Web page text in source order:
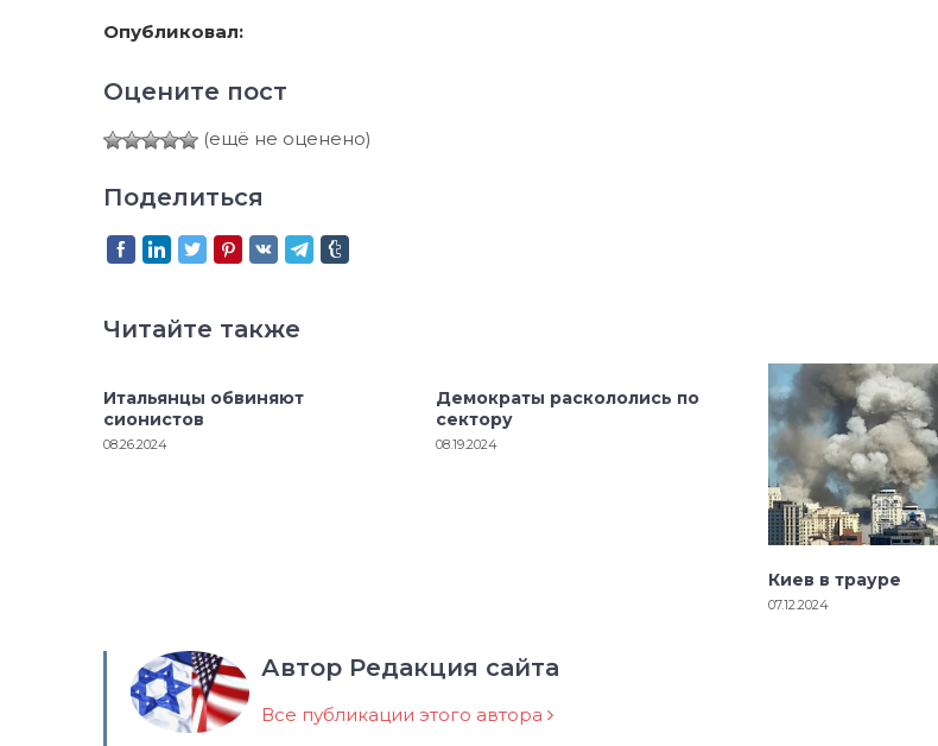
Опубликовал:
Оцените пост
(ещё не оценено)
Поделиться
Читайте также
Итальянцы обвиняют
сионистов
08.26.2024
Демократы раскололись по
сектору
08.19.2024
Киев в трауре
07.12.2024
Автор Редакция сайта
Все публикации этого автора